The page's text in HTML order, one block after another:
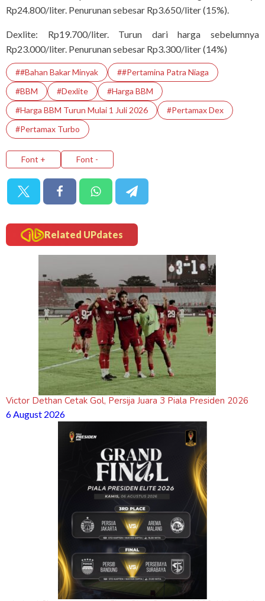
Rp24.800/liter. Penurunan sebesar Rp3.650/liter (15%).
Dexlite: Rp19.700/liter. Turun dari harga sebelumnya
Rp23.000/liter. Penurunan sebesar Rp3.300/liter (14%)
##bahan Bakar Minyak
##Pertamina Patra Niaga
#BBM
#Dexlite
#Harga BBM
#Harga BBM Turun Mulai 1 Juli 2026
#Pertamax Dex
#Pertamax Turbo
Font + Font -
Related UPdates
Victor Dethan Cetak Gol, Persija Juara 3 Piala Presiden 2026
6 August 2026